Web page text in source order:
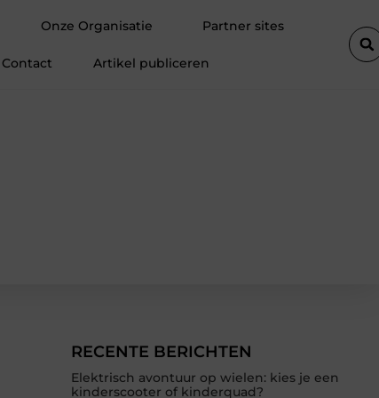
Onze Organisatie Partner sites
Contact Artikel publiceren
RECENTE BERICHTEN
Elektrisch avontuur op wielen: kies je een
kinderscooter of kinderquad?